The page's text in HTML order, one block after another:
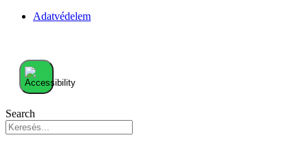
Adatvédelem
Search